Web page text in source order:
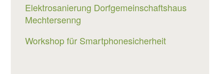
Elektrosanierung Dorfgemeinschaftshaus
Mechtersenng
Workshop für Smartphonesicherheit